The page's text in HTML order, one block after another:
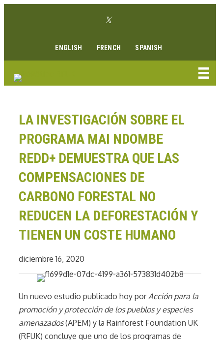
Enlace Twitter
ENGLISH FRENCH SPANISH
LA INVESTIGACIÓN SOBRE EL
PROGRAMA MAI NDOMBE
REDD+ DEMUESTRA QUE LAS
COMPENSACIONES DE
CARBONO FORESTAL NO
REDUCEN LA DEFORESTACIÓN Y
TIENEN UN COSTE HUMANO
diciembre 16, 2020
Un nuevo estudio publicado hoy por Acción para la
promoción y protección de los pueblos y especies
amenazados(APEM) y la Rainforest Foundation UK
(RFUK) concluye que uno de los programas de